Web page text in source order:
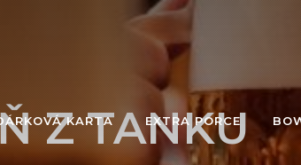
KARTA EXTRA PORCE
Z TANKU